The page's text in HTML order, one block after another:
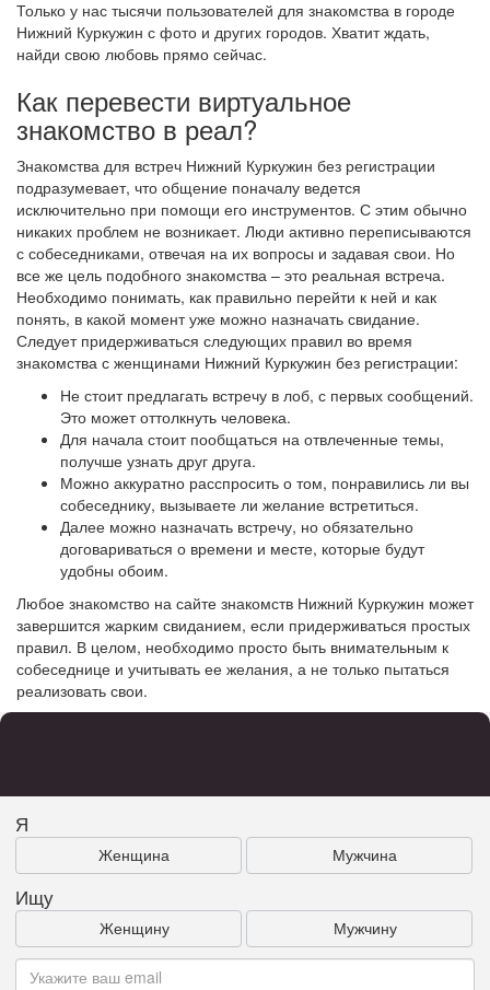
Только у нас тысячи пользователей для знакомства в городе
Нижний Куркужин с фото и других городов. Хватит ждать,
найди свою любовь прямо сейчас.
Как перевести виртуальное
знакомство в реал?
Знакомства для встреч Нижний Куркужин без регистрации
подразумевает, что общение поначалу ведется
исключительно при помощи его инструментов. С этим обычно
никаких проблем не возникает. Люди активно переписываются
с собеседниками, отвечая на их вопросы и задавая свои. Но
все же цель подобного знакомства – это реальная встреча.
Необходимо понимать, как правильно перейти к ней и как
понять, в какой момент уже можно назначать свидание.
Следует придерживаться следующих правил во время
знакомства с женщинами Нижний Куркужин без регистрации:
Не стоит предлагать встречу в лоб, с первых сообщений.
Это может оттолкнуть человека.
Для начала стоит пообщаться на отвлеченные темы,
получше узнать друг друга.
Можно аккуратно расспросить о том, понравились ли вы
собеседнику, вызываете ли желание встретиться.
Далее можно назначать встречу, но обязательно
договариваться о времени и месте, которые будут
удобны обоим.
Любое знакомство на сайте знакомств Нижний Куркужин может
завершится жарким свиданием, если придерживаться простых
правил. В целом, необходимо просто быть внимательным к
собеседнице и учитывать ее желания, а не только пытаться
реализовать свои.
Я
Женщина Мужчина
Ищу
Женщину Мужчину